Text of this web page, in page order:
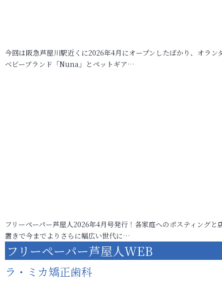
今回は阪急芦屋川駅近くに2026年4月にオープンしたばかり、オラン
ベビーブランド「Nuna」とペットギア…
フリーペーパー芦屋人2026年4月号発行！各家庭へのポスティングと
置きで今までよりさらに幅広い世代に…
フリーペーパー芦屋人WEB
ラ・ミカ矯正歯科